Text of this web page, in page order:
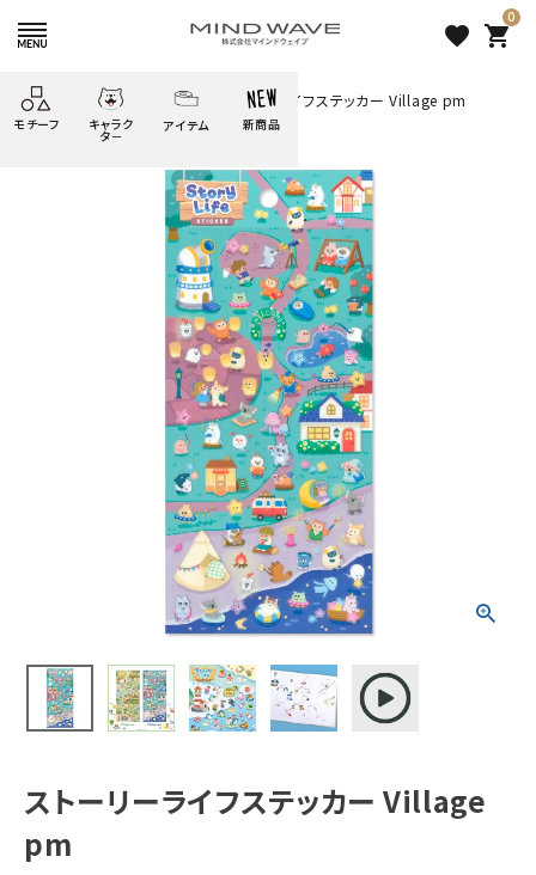
favorite
0
shopping_cart
モチーフ
どうぶつ
キャラク
タ－
しばんばん
ごろごろ
にゃんすけ
ぴよこ豆
うさぎの
ムーちゃん
だっとちゃん ばいばいべあ
ようこそ
かわうそ
ゆるあにまる
ツンダちゃん ウサコレフレンズ
一期一会 その他
アイテム
シール
ふせん
文具小物
雑貨
新商品
絞り込み検索
ストーリーライフステッカー
人気商品から探す
モチーフから探す
キャラクターから探す
アイテムから探す
HOME すべての商品 ストーリーライフステッカー Village pm
ストーリーライフステッカー Village
pm